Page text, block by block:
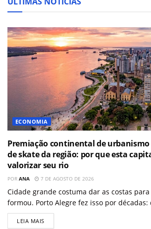
ECONOMIA
Premiação continental de
de skate da região: por que esta
valorizar seu rio
POR ANA 7 DE AGOSTO DE 2026
Cidade grande costuma dar as costas
formou. Porto Alegre fez isso por décadas:
LEIA MAIS